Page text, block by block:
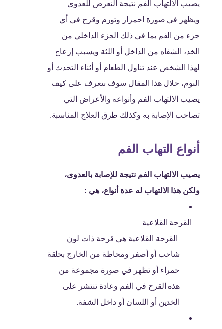
يصيب الالتهاب الفم نتيجة التعرض للعدوى
ويظهر في صورة احمرار وتورم وقرح في أي
جزء من الفم بما في ذلك الجزء الداخلي من
الخد، الشفاه من الداخل أو اللثة ويسبب إزعاج
لهذا الشخص عند تناول الطعام أو أثناء التحدث أو
النوم، خلال هذا المقال سوف تتعرف على كيف
يصيب الالتهاب الفم وأنواعه والأعراض التي
تصاحب الإصابة به وكذلك طرق العلاج المناسبة.
أنواع التهاب الفم
يصيب الالتهاب الفم نتيجة للإصابة بالعدوى،
ولكن هذا الالتهاب له عدة أنواع، هي :
القرحة القلاعية
القرحة القلاعية هي قرحة ذات لون
شاحب أو أصفر ومحاطة من الخارج بحلقة
حمراء أو تظهر في صورة مجموعة من
هذه القرح في الفم وعادة تنتشر على
الخدين أو اللسان أو داخل الشفة.